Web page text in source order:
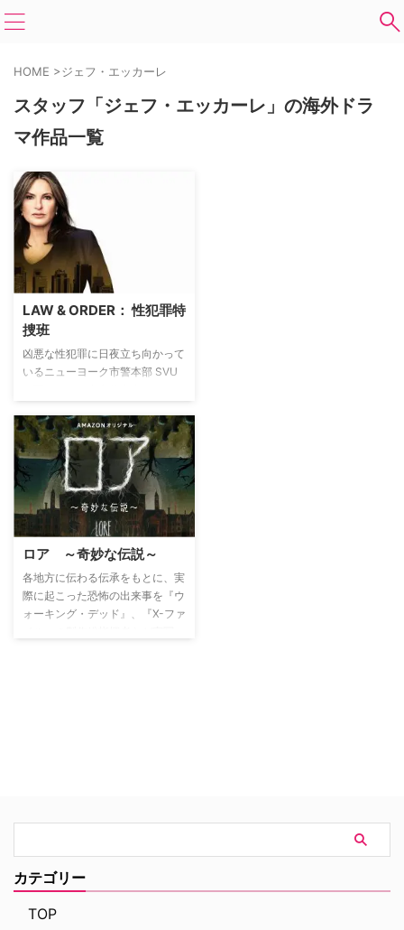
HOME >ジェフ・エッカーレ
スタッフ「ジェフ・エッカーレ」の海外ドラ
マ作品一覧
LAW & ORDER： 性犯罪特
捜班
凶悪な性犯罪に日夜立ち向かって
いるニューヨーク市警本部 SVU
オリビア・ベンソン刑事だ。確固
たる道徳的信念を持って事件に挑
むステイブラーはタフな刑事だ
が、幼い頃父親に虐待されて育っ
たというトラウマを背負ってい
る。また、熱血タイプの女刑事で
あるベンソンも、レイプによって
生まれた子どもであるという生い
立ちを持つ。そんな彼らが性犯罪
に深く心を痛めながら、現代社会
が直面する様々な問題に鋭いメス
を入れていく。
ロア ～奇妙な伝説～
各地方に伝わる伝承をもとに、実
際に起こった恐怖の出来事を『ウ
ォーキング・デッド』、『X-ファ
カテゴリー
TOP